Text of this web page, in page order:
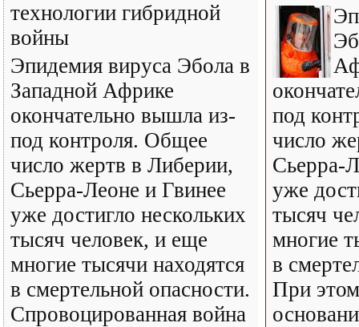
технологии гибридной
войны
Эпидемия вируса Эбола в
Западной Африке
окончательно вышла из-
под контроля. Общее
число жертв в Либерии,
Сьерра-Леоне и Гвинее
уже достигло нескольких
тысяч человек, и еще
многие тысячи находятся
в смертельной опасности.
Спровоцированная война
под
число
Сьерра-
уже
тысяч
многие
в
При